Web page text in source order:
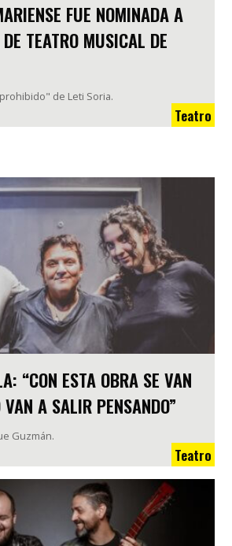
FUE NOMINADA A
TEATRO MUSICAL DE
de Leti Soria.
Teatro
“CON ESTA OBRA SE VAN
A SALIR PENSANDO”
Guzmán.
Teatro